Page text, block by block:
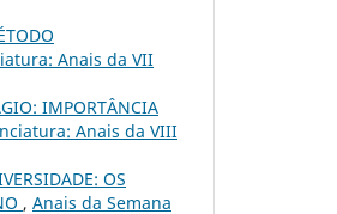
Anais da VII
IMPORTÂNCIA
Anais da VIII
OS
, Anais da Semana